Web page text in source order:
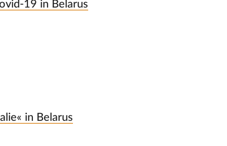
19 in Belarus
in Belarus